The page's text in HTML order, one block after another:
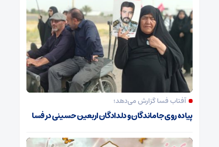
آفتاب فسا گزارش می‌دهد؛
پیاده روی جاماندگان و دلدادگان اربعین حسینی در فسا